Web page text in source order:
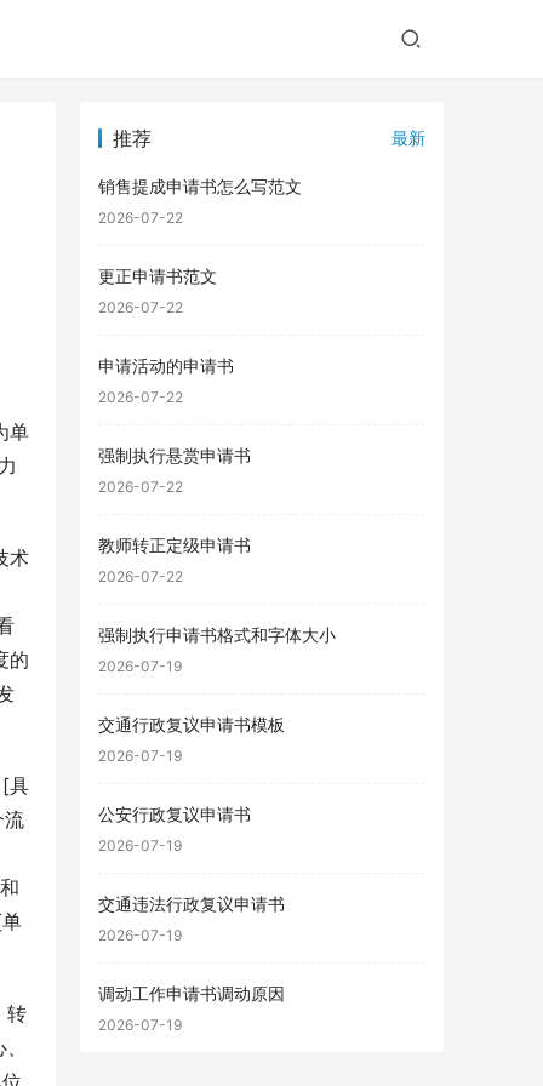
单
术
的
具
流
转
推荐 最新
销售提成申请书怎么写范文
2026-07-22
更正申请书范文
2026-07-22
申请活动的申请书
2026-07-22
强制执行悬赏申请书
2026-07-22
教师转正定级申请书
2026-07-22
强制执行申请书格式和字体大小
2026-07-19
交通行政复议申请书模板
2026-07-19
公安行政复议申请书
2026-07-19
交通违法行政复议申请书
2026-07-19
调动工作申请书调动原因
2026-07-19